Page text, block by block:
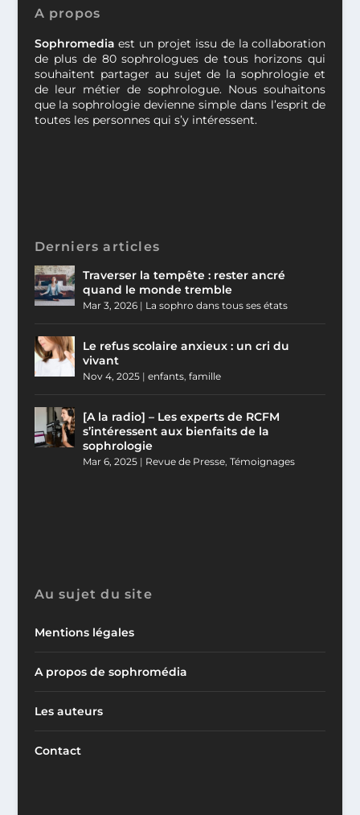
A propos
Sophromedia est un projet issu de la collaboration
de plus de 80 sophrologues de tous horizons qui
souhaitent partager au sujet de la sophrologie et
de leur métier de sophrologue. Nous souhaitons
que la sophrologie devienne simple dans l’esprit de
toutes les personnes qui s’y intéressent.
Derniers articles
Traverser la tempête : rester ancré
quand le monde tremble
Mar 3, 2026| La sophro dans tous ses états
Le refus scolaire anxieux : un cri du
vivant
Nov 4, 2025| enfants, famille
[A la radio] – Les experts de RCFM
s’intéressent aux bienfaits de la
sophrologie
Mar 6, 2025| Revue de Presse, Témoignages
Au sujet du site
Mentions légales
A propos de sophromédia
Les auteurs
Contact